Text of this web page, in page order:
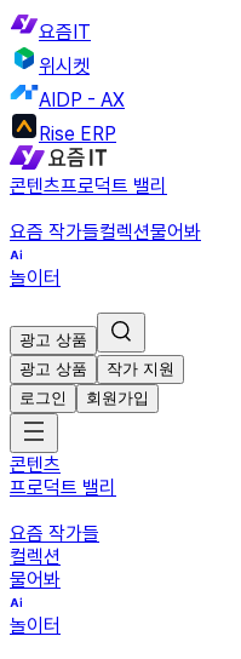
요즘IT
위시켓
AIDP - AX
Rise ERP
콘텐츠프로덕트 밸리
요즘 작가들컬렉션물어봐
놀이터
광고 상품
광고 상품
작가 지원
로그인
회원가입
콘텐츠
프로덕트 밸리
요즘 작가들
컬렉션
물어봐
놀이터